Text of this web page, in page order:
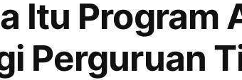
Itu Program
Perguruan